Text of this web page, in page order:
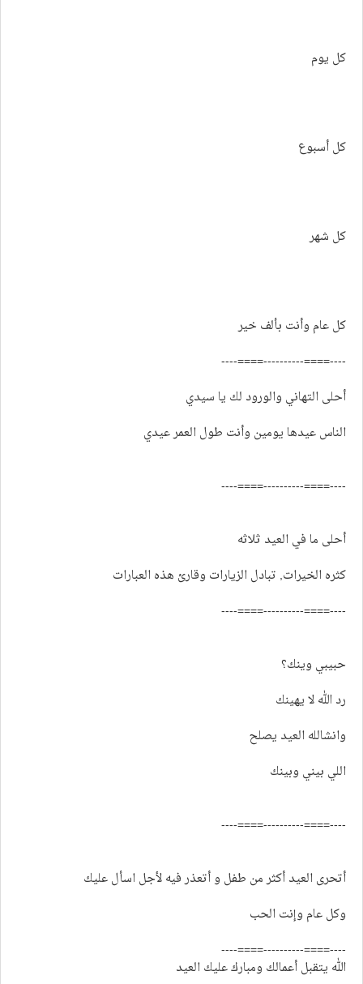
كل يوم
كل أسبوع
كل شهر
كل عام وأنت بألف خير
----====----------====----
أحلى التهاني والورود لك يا سيدي
الناس عيدها يومين وأنت طول العمر عيدي
----====----------====----
أحلى ما في العيد ثلاثه
كثره الخيرات, تبادل الزيارات وقارئ هذه العبارات
----====----------====----
حبيبي وينك؟
رد الله لا يهينك
وانشالله العيد يصلح
اللي بيني وبينك
----====----------====----
أتحرى العيد أكثر من طفل و أتعذر فيه لأجل اسأل عليك
وكل عام وإنت الحب
----====----------====----
الله يتقبل أعمالك ومبارك عليك العيد